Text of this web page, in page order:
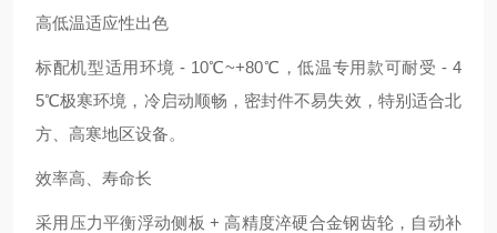
高低温适应性出色
标配机型适用环境 - 10℃~+80℃，低温专用款可耐受 - 4
5℃极寒环境，冷启动顺畅，密封件不易失效，特别适合北
方、高寒地区设备。
效率高、寿命长
采用压力平衡浮动侧板 + 高精度淬硬合金钢齿轮，自动补